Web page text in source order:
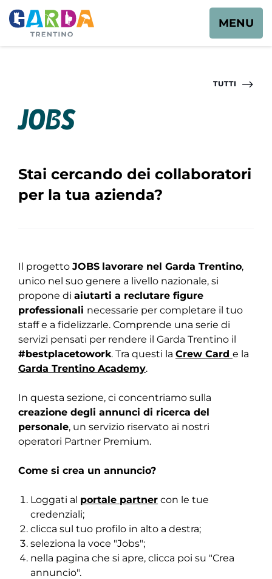
MENU
TUTTI
Jobs
Stai cercando dei collaboratori
per la tua azienda?
Il progetto JOBS lavorare nel Garda Trentino,
unico nel suo genere a livello nazionale, si
propone di aiutarti a reclutare figure
professionali necessarie per completare il tuo
staff e a fidelizzarle. Comprende una serie di
servizi pensati per rendere il Garda Trentino il
#bestplacetowork. Tra questi la Crew Card e la
Garda Trentino Academy.
In questa sezione, ci concentriamo sulla
creazione degli annunci di ricerca del
personale, un servizio riservato ai nostri
operatori Partner Premium.
Come si crea un annuncio?
Loggati al portale partner con le tue
credenziali;
clicca sul tuo profilo in alto a destra;
seleziona la voce "Jobs";
nella pagina che si apre, clicca poi su "Crea
annuncio".